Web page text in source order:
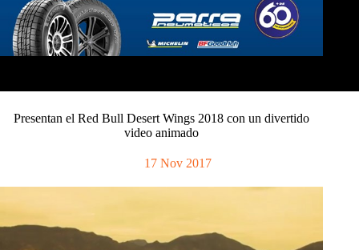
Presentan el Red Bull Desert Wings 2018 con un divertido
video animado
17 Nov 2017